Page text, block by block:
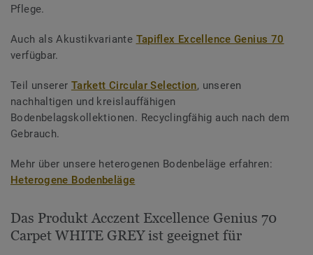
Pflege.
Auch als Akustikvariante Tapiflex Excellence Genius 70
verfügbar.
Teil unserer Tarkett Circular Selection, unseren
nachhaltigen und kreislauffähigen
Bodenbelagskollektionen. Recyclingfähig auch nach dem
Gebrauch.
Mehr über unsere heterogenen Bodenbeläge erfahren:
Heterogene Bodenbeläge
Das Produkt Acczent Excellence Genius 70
Carpet WHITE GREY ist geeignet für